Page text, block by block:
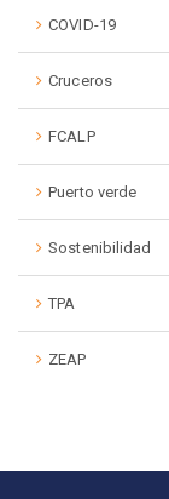
COVID-19
Cruceros
FCALP
Puerto verde
Sostenibilidad
TPA
ZEAP